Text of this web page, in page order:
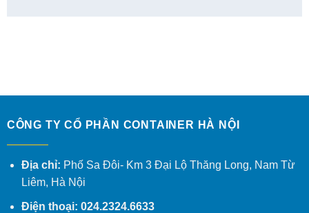
CÔNG TY CỔ PHẦN CONTAINER HÀ NỘI
Địa chỉ: Phố Sa Đôi- Km 3 Đại Lộ Thăng Long, Nam Từ
Liêm, Hà Nội
Điện thoại: 024.2324.6633